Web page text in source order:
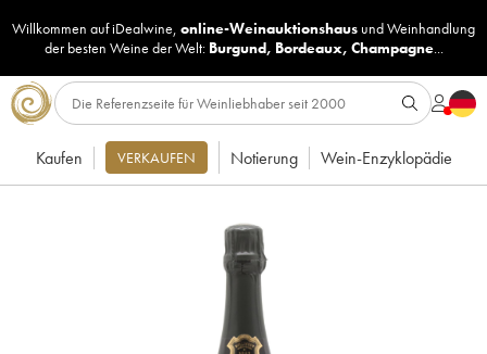
Willkommen auf iDealwine, online-Weinauktionshaus undWeinhandlung
der besten Weine der Welt: Burgund, Bordeaux, Champagne...
Kaufen VERKAUFEN Notierung Wein-Enzyklopädie